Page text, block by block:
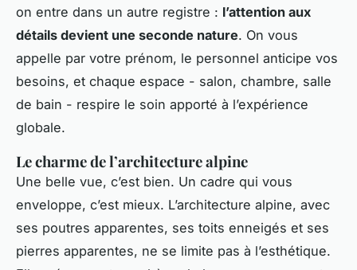
on entre dans un autre registre : l’attention aux
détails devient une seconde nature. On vous
appelle par votre prénom, le personnel anticipe vos
besoins, et chaque espace - salon, chambre, salle
de bain - respire le soin apporté à l’expérience
globale.
Le charme de l’architecture alpine
Une belle vue, c’est bien. Un cadre qui vous
enveloppe, c’est mieux. L’architecture alpine, avec
ses poutres apparentes, ses toits enneigés et ses
pierres apparentes, ne se limite pas à l’esthétique.